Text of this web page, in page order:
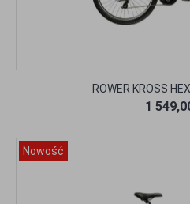
ROWER KROSS
1
Nowość